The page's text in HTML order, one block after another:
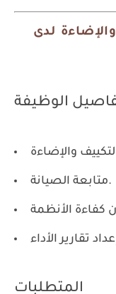
لدى
الوظيفة
متابعة الصيانة.
المتطلبات